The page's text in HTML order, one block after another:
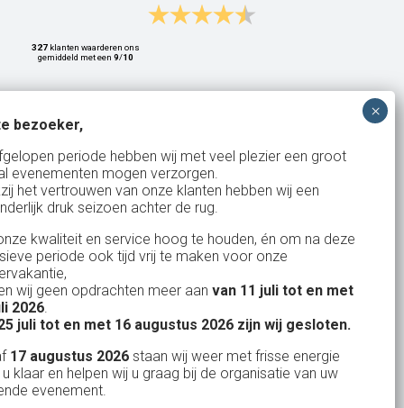
327 klanten waarderen ons
gemiddeld met een 9/10
Bank: NL15ABNA0561810710
KvK: 17167131
BTW: NL.1678.53.296.B01
Uw partner in:
Evenementen verhuur
Feestverhuur
Licht- en Geluidverhuur
bezoeker,
periode hebben wij met veel plezier een groot
evenementen mogen verzorgen.
het vertrouwen van onze klanten hebben wij een
druk seizoen achter de rug.
kwaliteit en service hoog te houden, én om na deze
periode ook tijd vrij te maken voor onze
wij geen opdrachten meer aan van 11 juli tot en met
2026.
juli tot en met 16 augustus 2026 zijn wij gesloten.
17 augustus 2026 staan wij weer met frisse energie
klaar en helpen wij u graag bij de organisatie van uw
evenement.